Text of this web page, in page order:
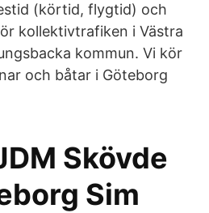
(körtid, flygtid) och
kollektivtrafiken i Västra
kommun. Vi kör
och båtar i Göteborg
Skövde
Sim